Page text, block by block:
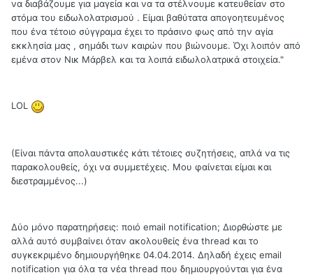
να διαβάζουμε για μαγεία και να τα στέλνουμε κατευθείαν στο
στόμα του ειδωλολατρισμού . Είμαι βαθύτατα απογοητευμένος
που ένα τέτοιο σύγγραμα έχει το πράσινο φως από την αγία
εκκλησία μας , σημάδι των καιρών που βιώνουμε. Όχι λοιπόν από
εμένα στον Νικ Μάρβελ και τα λοιπά ειδωλολατρικά στοιχεία."
LOL
(Είναι πάντα απολαυστικές κάτι τέτοιες συζητήσεις, απλά να τις
παρακολουθείς, όχι να συμμετέχεις. Μου φαίνεται είμαι και
διεστραμμένος...)
Δύο μόνο παρατηρήσεις: ποιό email notification; Διορθώστε με
αλλά αυτό συμβαίνει όταν ακολουθείς ένα thread και το
συγκεκριμένο δημιουργήθηκε 04.04.2014. Δηλαδή έχεις email
notification για όλα τα νέα thread που δημιουργούνται για ένα